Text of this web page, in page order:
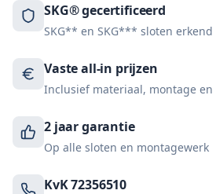
SKG® gecertificeerd
SKG** en SKG*** sloten
Vaste all-in prijzen
Inclusief materiaal, montage en
2 jaar garantie
Op alle sloten en montagewerk
KvK 72356510